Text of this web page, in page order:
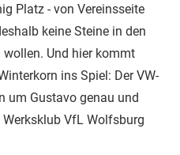
Platz - von Vereinsseite
keine Steine in den
wollen. Und hier kommt
ins Spiel: Der VW-
um Gustavo genau und
VfL Wolfsburg